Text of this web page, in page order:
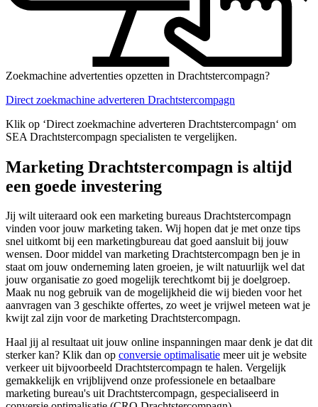
Zoekmachine advertenties opzetten in Drachtstercompagn?
Direct zoekmachine adverteren Drachtstercompagn
Klik op ‘Direct zoekmachine adverteren Drachtstercompagn‘ om
SEA Drachtstercompagn specialisten te vergelijken.
Marketing Drachtstercompagn is altijd
een goede investering
Jij wilt uiteraard ook een marketing bureaus Drachtstercompagn
vinden voor jouw marketing taken. Wij hopen dat je met onze tips
snel uitkomt bij een marketingbureau dat goed aansluit bij jouw
wensen. Door middel van marketing Drachtstercompagn ben je in
staat om jouw onderneming laten groeien, je wilt natuurlijk wel dat
jouw organisatie zo goed mogelijk terechtkomt bij je doelgroep.
Maak nu nog gebruik van de mogelijkheid die wij bieden voor het
aanvragen van 3 geschikte offertes, zo weet je vrijwel meteen wat je
kwijt zal zijn voor de marketing Drachtstercompagn.
Haal jij al resultaat uit jouw online inspanningen maar denk je dat dit
sterker kan? Klik dan op conversie optimalisatie meer uit je website
verkeer uit bijvoorbeeld Drachtstercompagn te halen. Vergelijk
gemakkelijk en vrijblijvend onze professionele en betaalbare
marketing bureau's uit Drachtstercompagn, gespecialiseerd in